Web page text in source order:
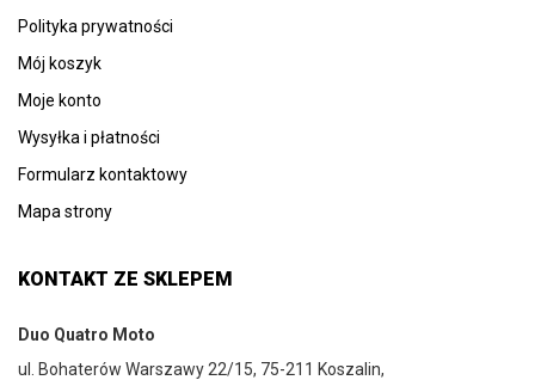
Polityka prywatności
Mój koszyk
Moje konto
Wysyłka i płatności
Formularz kontaktowy
Mapa strony
KONTAKT ZE SKLEPEM
Duo Quatro Moto
ul. Bohaterów Warszawy 22/15, 75-211 Koszalin,